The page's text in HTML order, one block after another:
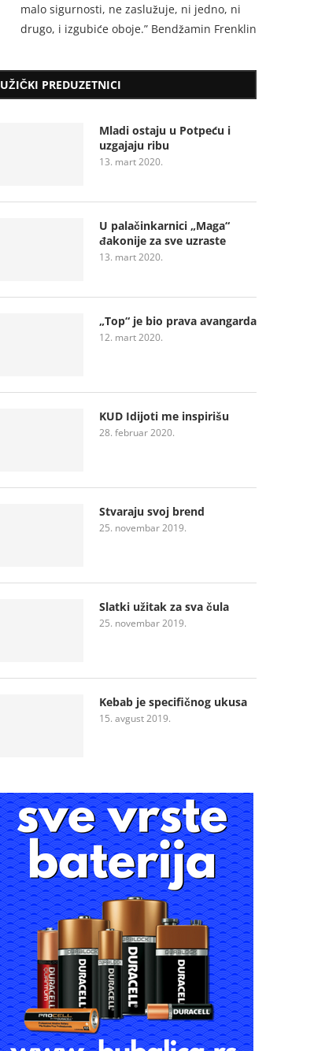
malo sigurnosti, ne zaslužuje, ni jedno, ni
drugo, i izgubiće oboje.” Bendžamin Frenklin
UŽIČKI PREDUZETNICI
Mladi ostaju u Potpeću i
uzgajaju ribu
13. mart 2020.
U palačinkarnici „Maga“
đakonije za sve uzraste
13. mart 2020.
„Top“ je bio prava avangarda
12. mart 2020.
KUD Idijoti me inspirišu
28. februar 2020.
Stvaraju svoj brend
25. novembar 2019.
Slatki užitak za sva čula
25. novembar 2019.
Kebab je specifičnog ukusa
15. avgust 2019.